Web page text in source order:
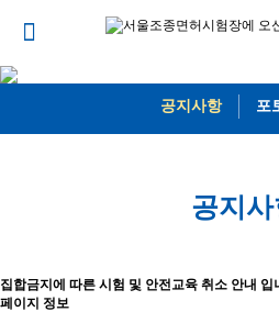
공지사항 포
공지
집합금지에 따른 시험 및 안전교육 취소 안내 입
페이지 정보